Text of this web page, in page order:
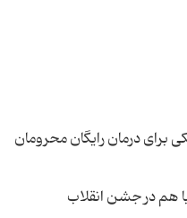
درمان رایگان محرومان
‌هم در جشن انقلاب